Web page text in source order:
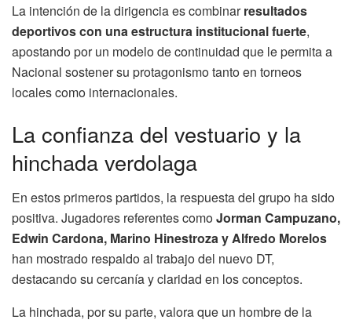
La intención de la dirigencia es combinarresultados
deportivos con una estructura institucional fuerte,
apostando por un modelo de continuidad que le permita a
Nacional sostener su protagonismo tanto en torneos
locales como internacionales.
La confianza del vestuario y la
hinchada verdolaga
En estos primeros partidos, la respuesta del grupo ha sido
positiva. Jugadores referentes comoJorman Campuzano,
Edwin Cardona, Marino Hinestroza y Alfredo Morelos
han mostrado respaldo al trabajo del nuevo DT,
destacando su cercanía y claridad en los conceptos.
La hinchada, por su parte, valora que un hombre de la